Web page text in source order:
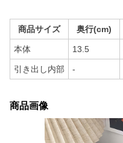
商品サイズ 奥行(cm)
本体 13.5
引き出し内部 -
商品画像